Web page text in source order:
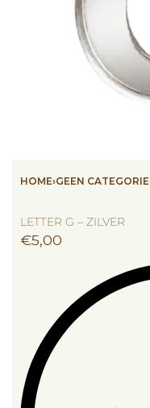
HOME›GEEN CATEGORIE
LETTER G – ZILVER
€5,00